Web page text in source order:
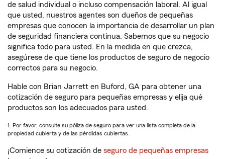
de salud individual o incluso compensación laboral. Al igual
que usted, nuestros agentes son dueños de pequeñas
empresas que conocen la importancia de desarrollar un plan
de seguridad financiera continua. Sabemos que su negocio
significa todo para usted. En la medida en que crezca,
asegúrese de que tiene los productos de seguro de negocio
correctos para su negocio.
Hable con Brian Jarrett en Buford, GA para obtener una
cotización de seguro para pequeñas empresas y elija qué
productos son los adecuados para usted.
1. Por favor, consulte su póliza de seguro para ver una lista completa de la
propiedad cubierta y de las pérdidas cubiertas.
¡Comience su cotización de seguro de pequeñas empresas